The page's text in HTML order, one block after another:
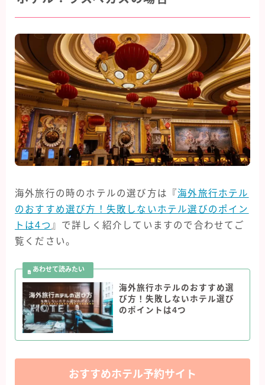
海外旅行の時のホテルの選び方は『海外旅行ホテル
のおすすめ選び方！失敗しないホテル選びのポイン
トは4つ 』で詳しく紹介していますので合わせてご
覧ください。
海外旅行ホテルのおすすめ選
び方！失敗しないホテル選び
のポイントは4つ
おすすめホテル予約サイト